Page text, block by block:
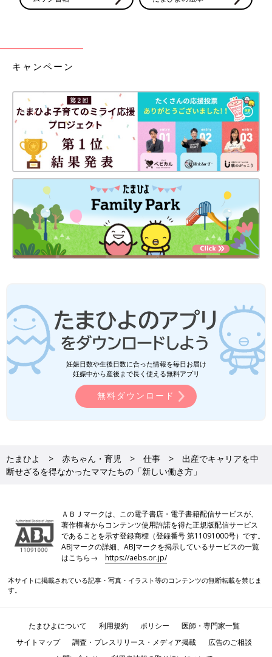
7時間睡眠ができてい
ムスケジュール
一覧
ママたちが注目する
キャンペーン
妊娠日数や生後日数に合った情報を毎日お届け
妊娠中から産後まで長く使える無料アプリ
無料ダウンロード
たまひよ 赤ちゃん・育児 仕事
出産でキャリアを中
断せざるを得なかったママたちの「新しい働き方」
ＡＢＪマークは、この電子書店・電子書籍配信サービスが、
著作権者からコンテンツ使用許諾を得た正規版配信サービス
であることを示す登録商標（登録番号 第11091000号）です。
ABJマークの詳細、ABJマークを掲示しているサービスの一覧
はこちら→https://aebs.or.jp/
本サイトに掲載されている記事・写真・イラスト等のコンテンツの無断転載を禁じま
す。
たまひよについて 利用規約 ポリシー
医師・専門家一覧
サイトマップ
調査・プレスリリース・メディア掲載
広告のご相談